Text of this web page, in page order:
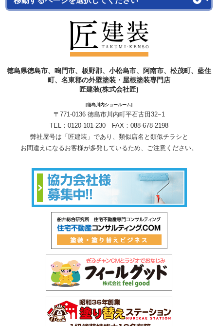
徳島県徳島市、鳴門市、板野郡、小松島市、阿南市、松茂町、藍住
町、名東郡の外壁塗装・屋根塗装専門店
匠建装(株式会社匠)
[徳島川内ショールーム]
〒771-0136 徳島市川内町平石古田32−1
TEL： 0120-101-230 FAX：088-678-2198
弊社屋号は「匠建装」であり、類似店名と類似チラシと
お間違えになるお客様が多発しているため、ご注意ください。